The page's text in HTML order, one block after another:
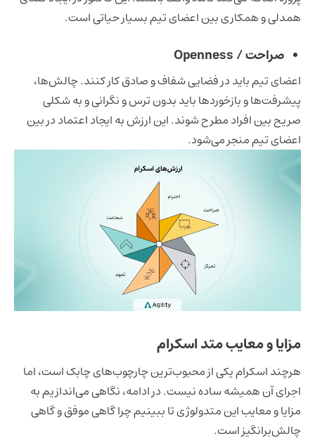
همدلی و همکاری بین اعضای تیم بسیار حیاتی است.
صراحت / Openness
اعضای تیم باید در فضایی شفاف و صادق کار کنند. چالش‌ها،
پیشرفت‌ها و بازخوردها باید بدون ترس و نگرانی و به شکلی
صریح بین افراد مطرح شوند. این ارزش به ایجاد اعتماد در بین
اعضای تیم منجر می‌شود.
مزایا و معایب متد اسکرام
هرچند اسکرام یکی از محبوب‌ترین چارچوب‌های چابک است، اما
اجرای آن همیشه ساده نیست. در ادامه، نگاهی می‌اندازیم به
مزایا و معایب این متدولوژی تا ببینیم چرا گاهی موفق و گاهی
چالش‌برانگیز است.